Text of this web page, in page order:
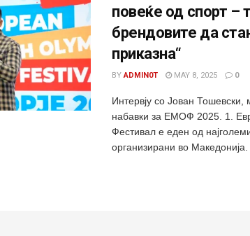
повеќе од спорт –
брендовите да
приказна“
BY ADMIN0T MAY 8, 2025 0
Интервју со Јован Тошевски,
набавки за ЕМОФ 2025. 1.
Фестивал е еден од
организирани вo Македонија.